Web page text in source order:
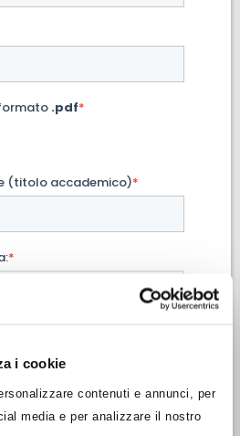
i cookie
contenuti e annunci, per
media e per analizzare il nostro
.pdf*
(titolo accademico)*
*
a a lavorare?